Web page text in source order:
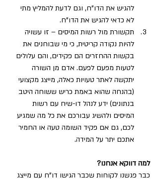
להגיש את הדו"ח, וגם לדעת להמליץ מתי
לא כדאי להגיש את הדו"ח.
תקשורת מול רשות המיסים – זו עשויה
להיות נקודה קריטית, כי מי שבוחנים את
בקשות ההחזרים הם פקידים, והם עלולים
לטעות מפעם לפעם. אדם מן השורה
יתקשה לאתר טעויות כאלה, מייצג מקצועי
(בהנחה שהוא באמת כריש ששוחה היטב
בנתונים) ידע לנהל דו-שיח עם רשות
המיסים ולהשיג עבורכם את כל מה שמגיע
לכם, גם אם פקיד השומה טעה או החמיר
אתכם יתר על המידה.
למה דווקא אנחנו?
כבר פגשנו לקוחות שכבר הגישו דו"ח עם מייצג